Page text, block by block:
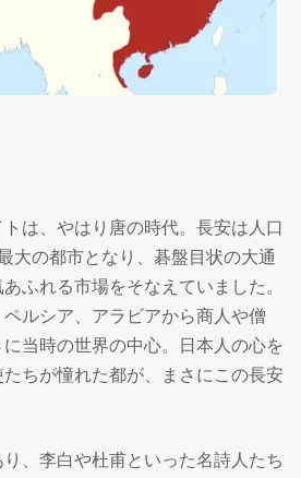
は、やはり唐の時代。長安は人口
大の都市となり、碁盤目状の大通
ふれる市場をそなえていました。
ルシア、アラビアから商人や僧
当時の世界の中心。日本人の心を
ちが憧れた都が、まさにこの長安
、李白や杜甫といった名詩人たち